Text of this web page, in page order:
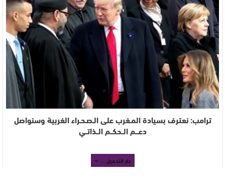
ترامب: نعترف بسيادة المـغرب على الـصـحـراء الغربية وسنواصل
دعـــم الــحكــم الــذاتــي
جار التحميل ...